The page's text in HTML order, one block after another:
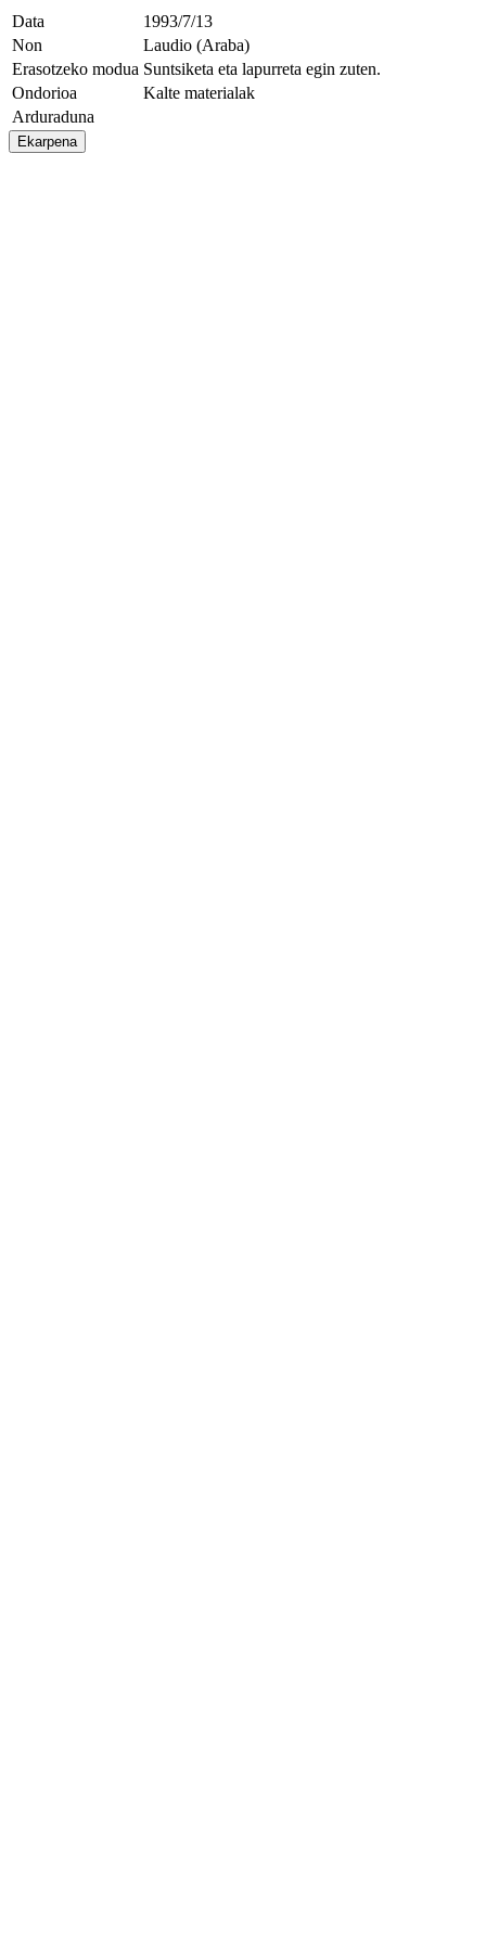
Data
1993/7/13
Non
Laudio (Araba)
Erasotzeko modua Suntsiketa eta lapurreta egin zuten.
Ondorioa
Kalte materialak
Arduraduna